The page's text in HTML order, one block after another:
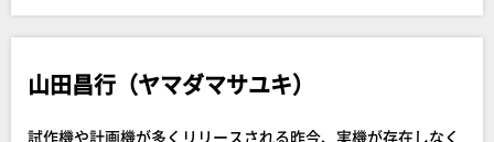
c
e
b
e
山田昌行（ヤマダマサユキ）
試作機や計画機が多くリリースされる昨今、実機が存在しなく